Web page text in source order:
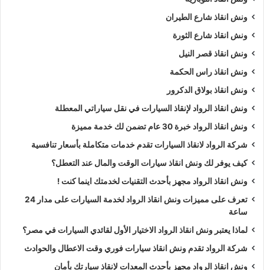
ونش انقاذ شارع الطيران
ونش انقاذ شارع الثورة
ونش انقاذ قصر النيل
ونش انقاذ راس الحكمة
ونش انقاذ بولاق الدكرور
ونش انقاذ الرواد لإنقاذ السيارات في نقل سياراتي المعطلة
ونش انقاذ الرواد خبرة 30 عام تضمن لك خدمة مميزة
شركة الرواد لانقاذ السيارات تقدم خدمات متكاملة بأسعار تنافسية
كيف يوفر لك ونش انقاذ سيارات الوقت والمال عند التعطل؟
ونش انقاذ الرواد مجهز بأحدث التقنيات لخدمتك اينما كنت !
تعرف على مميزات ونش انقاذ الرواد لخدمة السيارات على مدار 24
ساعة
لماذا يعتبر ونش انقاذ الرواد الاختيار الأول لقائدي السيارات في مصر؟
شركة الرواد تقدم ونش انقاذ سيارات فوري وقت الاعطال والحوادث
ونش انقاذ الرواد مجهز بأحدث المعدات لإنقاذ سيارتك بأمان